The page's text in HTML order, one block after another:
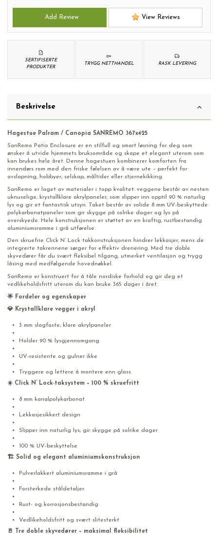
Add Review View Reviews
RASK LEVERING
TRYGG NETTHANDEL
SERTIFISERTE
PRODUKTER
Beskrivelse
Hagestue Palram / Canopia SANREMO 367x425
SanRemo Patio Enclosure er en stilfull og smart løsning for deg som
ønsker å utvide hjemmets bruksområde og skape et elegant uterom som
kan brukes hele året. Denne hagestuen kombinerer komforten fra
innendørs rom med den friske følelsen av å være ute – perfekt for
avslapning, hobbyer, selskap, måltider eller stjernekikking.
SanRemo er laget av materialer i topp kvalitet: veggene består av nesten
uknuselige, krystallklare akrylpaneler, som slipper inn opptil 90 % naturlig
lys og gir et fantastisk utsyn. Taket består av solide 8 mm UV-beskyttede
polykarbonatpaneler som gir skygge på solrike dager og lys på
overskyede. Hele konstruksjonen er støttet av en kraftig, rustbestandig
aluminiumsramme i grå utførelse.
Den skruefrie Click N’ Lock takkonstruksjonen hindrer lekkasjer, mens de
integrerte takrennene sørger for effektiv drenering. Med tre doble
skyvedører får du svært fleksibel tilgang, utmerket ventilasjon og trygg
låsing med medfølgende hovednøkkel.
SanRemo er konstruert for å tåle nordiske forhold og gir deg et
vedlikeholdsfritt uterom du kan bruke 365 dager i året.
🌟 Fordeler og egenskaper
💎 Krystallklare vegger i akryl
3 mm slagfaste, klare akrylpaneler
Holder 90 % lysgjennomgang
UV-resistente og gulner ikke
Tryggere og lettere å montere enn glass
☀️ Click N’ Lock-taksystem – 100 % skruefritt
8 mm kanalpolykarbonat
Lekkasjesikkert design
Slipper inn naturlig lys, gir skygge på solrike dager
100 % UV-beskyttelse
🏗️ Solid og elegant aluminiumskonstruksjon
Pulverlakkert aluminiumsramme i grå
Forsterkede ståldetaljer
Rust- og korrosjonsbestandig
Vedlikeholdsfritt og svært slitesterkt
🚪
Tre doble skyvedører – maksimal fleksibilitet